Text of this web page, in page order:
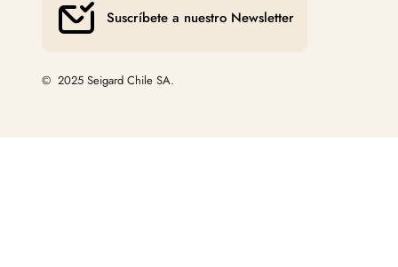
Suscríbete a nuestro Newsletter
© 2025 Seigard Chile SA.